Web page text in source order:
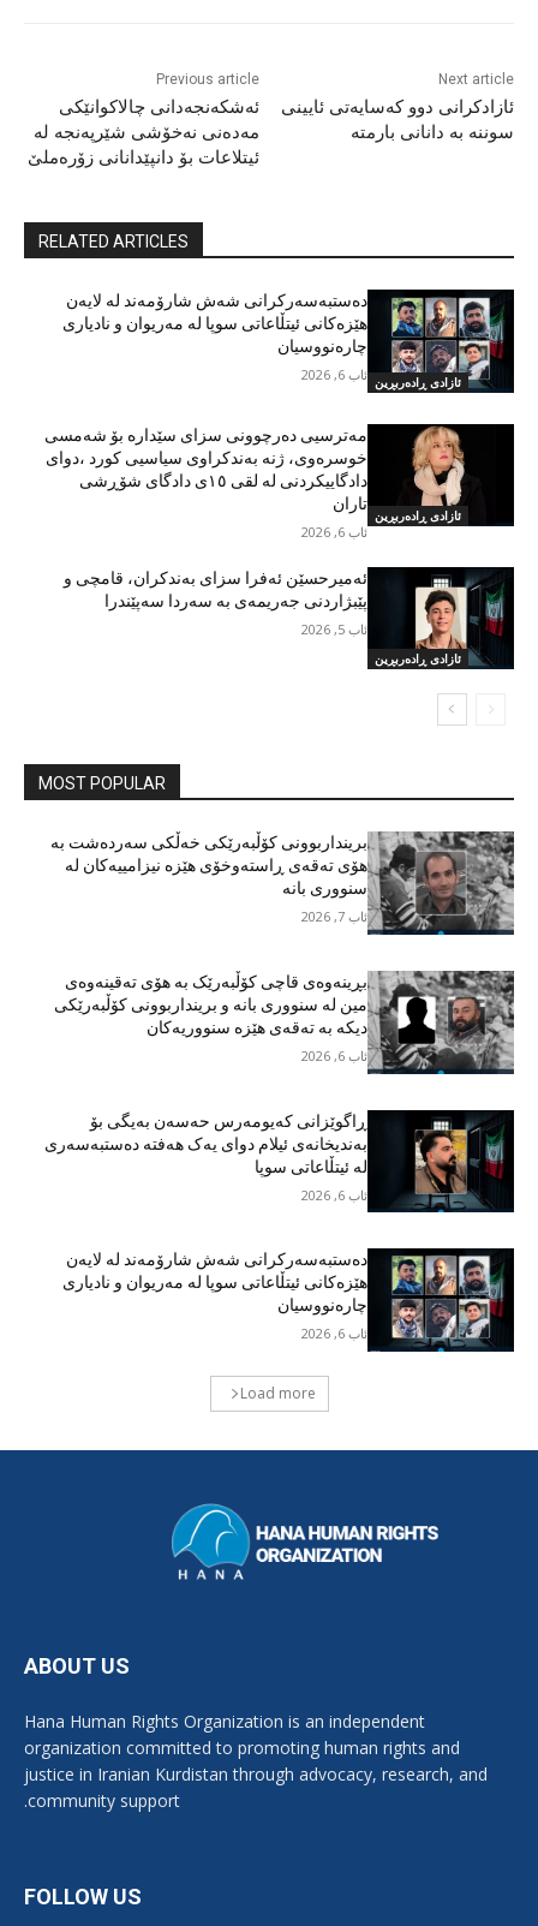
Previous article
ئەشکەنجەدانی چالاکوانێکی
مەدەنی نەخۆشی شێرپەنجە لە
ئیتلاعات بۆ دانپێدانانی زۆرەملێ
Next article
ئازادکرانی دوو کەسایەتی ئایینی
سوننە بە دانانی بارمتە
RELATED ARTICLES
ئازادی ڕادەربڕین
دەستبەسەرکرانی شەش شارۆمەند لە لایەن
هێزەکانی ئیتڵاعاتی سوپا لە مەریوان و نادیاری
چارەنووسیان
ئاب 6, 2026
ئازادی ڕادەربڕین
مەترسیی دەرچوونی سزای سێدارە بۆ شەمسی
خوسرەوی، ژنە بەندکراوی سیاسیی کورد ،دوای
دادگاییکردنی لە لقی ١٥ی دادگای شۆڕشی
تاران
ئاب 6, 2026
ئازادی ڕادەربڕین
ئەمیرحسێن ئەفرا سزای بەندکران، قامچی و
پێبژاردنی جەریمەی بە سەردا سەپێندرا
ئاب 5, 2026
MOST POPULAR
برینداربوونی کۆڵبەرێکی خەڵکی سەردەشت بە
هۆی تەقەی ڕاستەوخۆی هێزە نیزامییەکان لە
سنووری بانە
ئاب 7, 2026
بڕینەوەی قاچی کۆڵبەرێک بە هۆی تەقینەوەی
مین لە سنووری بانە و برینداربوونی کۆڵبەرێکی
دیکە بە تەقەی هێزە سنووریەکان
ئاب 6, 2026
ڕاگوێزانی کەیومەرس حەسەن بەیگی بۆ
بەندیخانەی ئیلام دوای یەک هەفتە دەستبەسەری
لە ئیتڵاعاتی سوپا
ئاب 6, 2026
دەستبەسەرکرانی شەش شارۆمەند لە لایەن
هێزەکانی ئیتڵاعاتی سوپا لە مەریوان و نادیاری
چارەنووسیان
ئاب 6, 2026
Load more
ABOUT US
Hana Human Rights Organization is an independent
organization committed to promoting human rights and
justice in Iranian Kurdistan through advocacy, research, and
community support.
FOLLOW US